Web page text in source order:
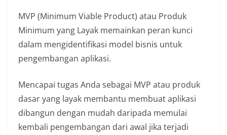
MVP (Minimum Viable Product) atau Produk
Minimum yang Layak memainkan peran kunci
dalam mengidentifikasi model bisnis untuk
pengembangan aplikasi.
Mencapai tugas Anda sebagai MVP atau produk
dasar yang layak membantu membuat aplikasi
dibangun dengan mudah daripada memulai
kembali pengembangan dari awal jika terjadi